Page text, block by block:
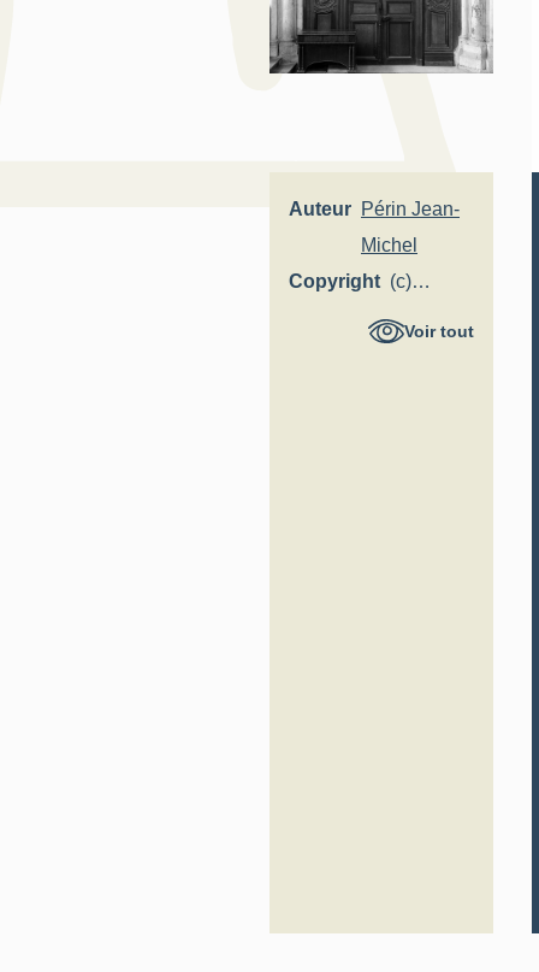
Auteur Périn Jean-
Michel
Copyright (c)
Région
Voir tout